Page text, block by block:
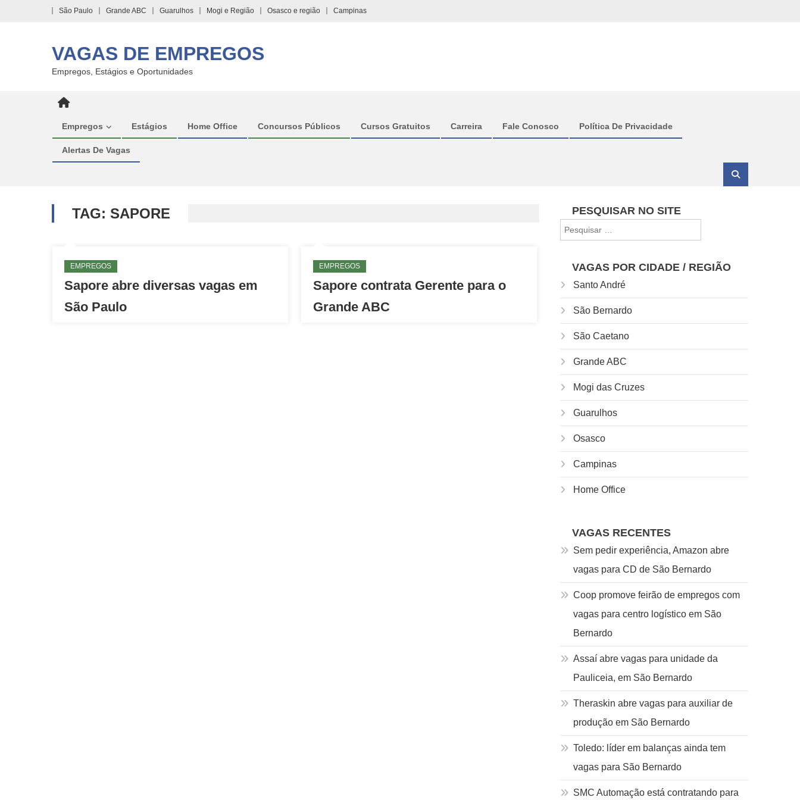
São Paulo Grande ABC Guarulhos Mogi e Região Osasco e região Campinas
VAGAS DE EMPREGOS
Empregos, Estágios e Oportunidades
Empregos Estágios Home Office Concursos Públicos Cursos Gratuitos Carreira Fale Conosco Política De Privacidade
Alertas De Vagas
TAG: SAPORE
EMPREGOS
Sapore abre diversas vagas em
São Paulo
EMPREGOS
Sapore contrata Gerente para o
Grande ABC
PESQUISAR NO SITE
por:
VAGAS POR CIDADE / REGIÃO
Santo André
São Bernardo
São Caetano
Grande ABC
Mogi das Cruzes
Guarulhos
Osasco
Campinas
Home Office
VAGAS RECENTES
Sem pedir experiência, Amazon abre
vagas para CD de São Bernardo
Coop promove feirão de empregos com
vagas para centro logístico em São
Bernardo
Assaí abre vagas para unidade da
Pauliceia, em São Bernardo
Theraskin abre vagas para auxiliar de
produção em São Bernardo
Toledo: líder em balanças ainda tem
vagas para São Bernardo
SMC Automação está contratando para